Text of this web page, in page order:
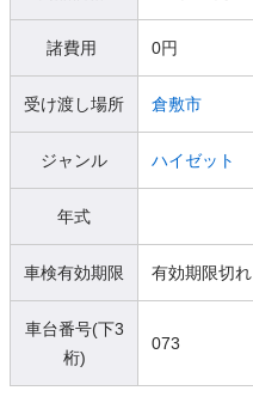
諸費用 0円
受け渡し場所 倉敷市
ジャンル ハイゼット
年式
車検有効期限 有効期限切れ
車台番号(下3
桁)
073